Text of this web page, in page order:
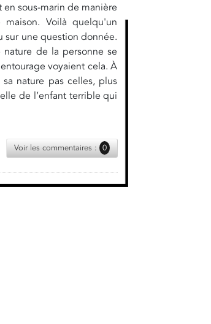
sous-marin de manière
Voilà quelqu'un
une question donnée.
nature de la personne se
voyaient cela. À
nature pas celles, plus
de l’enfant terrible qui
Voir les commentaires : 0